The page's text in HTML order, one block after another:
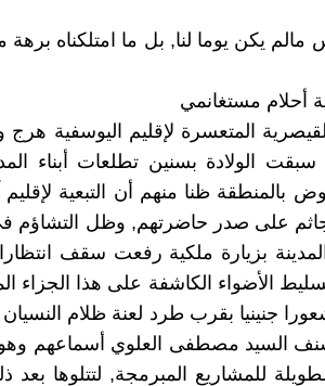
مالم يكن يوما لنا, بل ما امتلكناه
أحلام مستغانمي
المتعسرة لإقليم اليوسفية
الولادة بسنين تطلعات أبناء
بالمنطقة ظنا منهم أن التبعية
على صدر حاضرتهم, وظل
بزيارة ملكية رفعت سقف
الأضواء الكاشفة على هذا الجزاء
جنينيا بقرب طرد لعنة ظلام النسيان
السيد مصطفى العلوي أسماعهم
للمشاريع المبرمجة, لتتلوها